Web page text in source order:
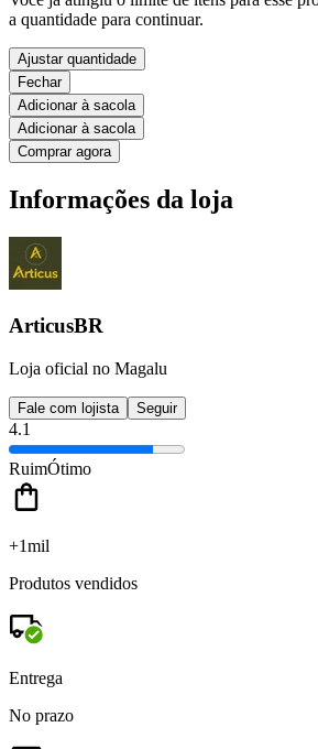
a quantidade para continuar.
Ajustar quantidade
Fechar
Adicionar à sacola
Adicionar à sacola
Comprar agora
Informações da loja
ArticusBR
Loja oficial no Magalu
Fale com lojista Seguir
4.1
RuimÓtimo
+1mil
Produtos vendidos
Entrega
No prazo